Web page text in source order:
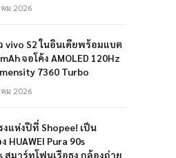
ม 2026
vivo S2 ในอินเดียพร้อมแบต
จอโค้ง AMOLED 120Hz
7360 Turbo
ม 2026
งแห่งปีที่ Shopee! เป็น
HUAWEI Pura 90s
สมาร์ทโฟนเรือธง กล้องถ่าย